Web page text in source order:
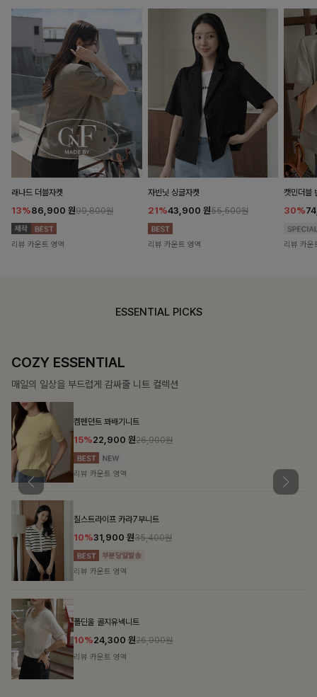
래나드 더블자켓
13%86,900 원99,800원
리뷰 카운트 영역
자빈닛 싱글자켓
21%43,900 원55,500원
리뷰 카운트 영역
캣민더블
30%
리뷰 카운
ESSENTIAL PICKS
DOUBLE THE JOY
함께할 때 더욱 완벽한, 합리적인 선택으로 채우는 즐거움
필첸체크 스트링블라우스+플레어스커트SET
14%42,900원49,800원
리뷰 카운트 영역
특스트라이프 링클원피스+스트링자켓SET
12%69,900원79,400원
리뷰 카운트 영역